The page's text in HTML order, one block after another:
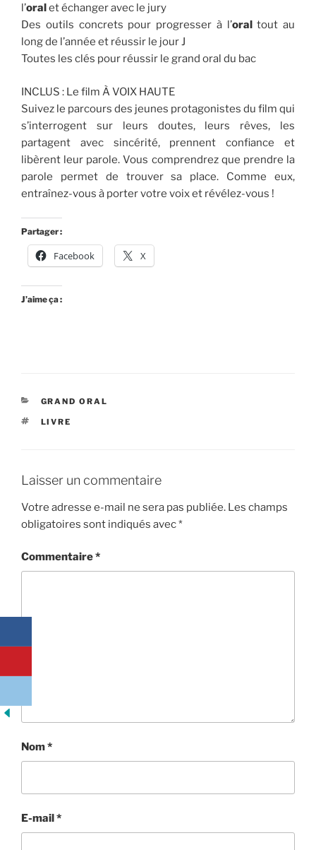
l’oralet échanger avec le jury
Des outils concrets pour progresser à l’oraltout au
long de l’année et réussir le jour J
Toutes les clés pour réussir le grand oral du bac
INCLUS : Le film À VOIX HAUTE
Suivez le parcours des jeunes protagonistes du film qui
s’interrogent sur leurs doutes, leurs rêves, les
partagent avec sincérité, prennent confiance et
libèrent leur parole. Vous comprendrez que prendre la
parole permet de trouver sa place. Comme eux,
entraînez-vous à porter votre voix et révélez-vous !
Partager :
Facebook X
J’aime ça :
CATÉGORIES
GRAND ORAL
ÉTIQUETTES
LIVRE
Laisser un commentaire
Votre adresse e-mail ne sera pas publiée. Les champs
obligatoires sont indiqués avec*
Commentaire*
Nom*
E-mail*